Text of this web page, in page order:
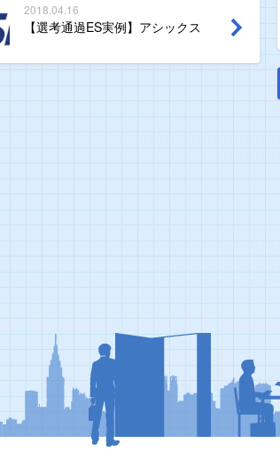
2018.04.16
【選考通過ES実例】アシックス